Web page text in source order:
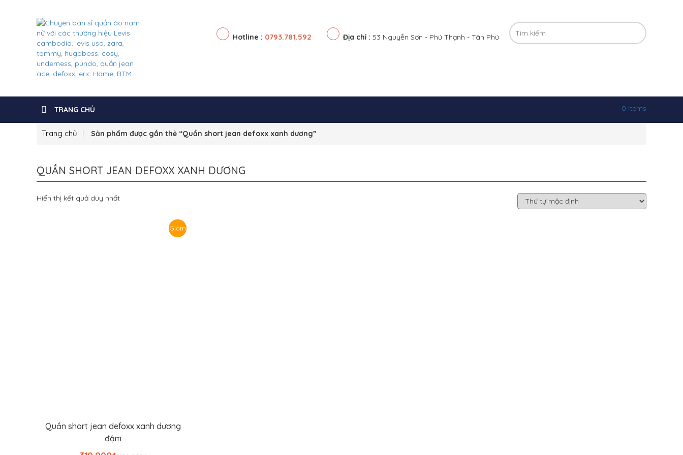
Hotline : 0793.781.592 Địa chỉ : 53 Nguyễn Sơn - Phú Thạnh - Tân Phú
TRANG CHỦ 0 items
Trang chủ Sản phẩm được gắn thẻ “Quần short jean defoxx xanh dương”
QUẦN SHORT JEAN DEFOXX XANH DƯƠNG
Hiển thị kết quả duy nhất
Giảm
Thêm vào giỏ hàng
Quần short jean defoxx xanh dương
đậm